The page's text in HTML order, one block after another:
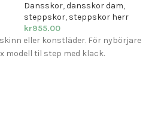
Dansskor,dansskor dam,
steppskor, steppskor herr
kr955.00
eller konstläder. För nybörjare
modell til step med klack.